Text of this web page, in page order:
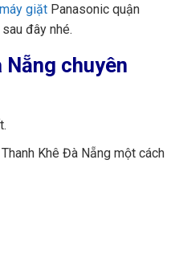
giặt Panasonic quận
đây nhé.
chuyên
Khê Đà Nẵng một cách